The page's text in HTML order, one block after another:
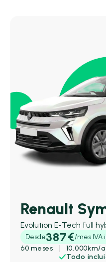
Renault
Evolution E-Tech full
Desde387€/mes IVA
60 meses
10.000km/
Todo